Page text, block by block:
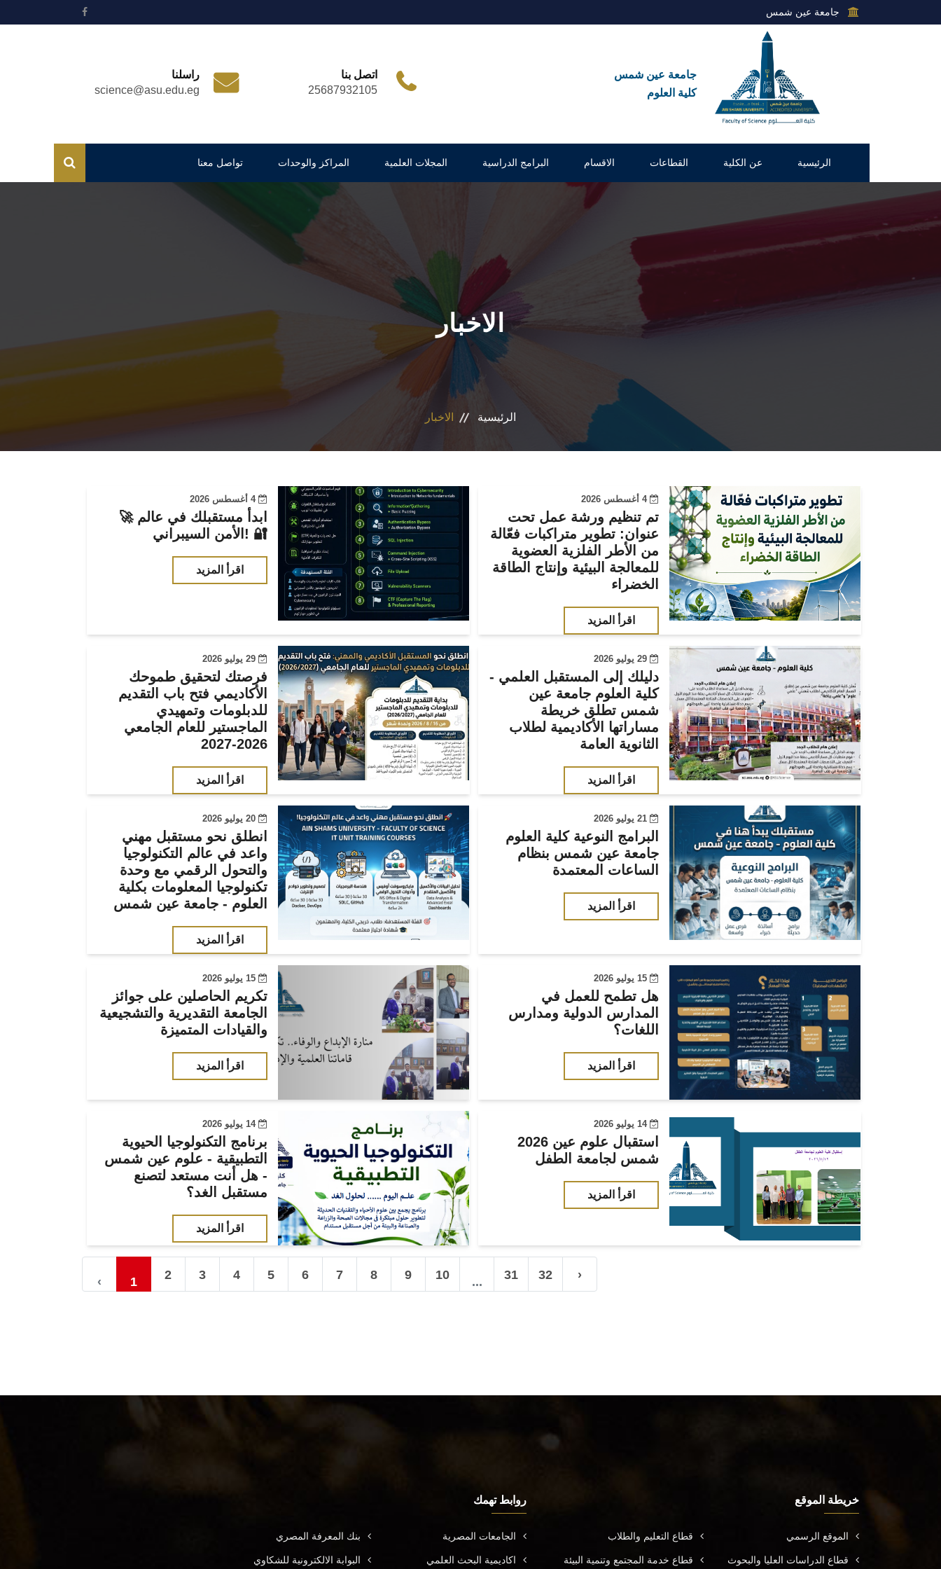
جامعة عين شمس
جامعة عين شمس
كلية العلوم
اتصل بنا
25687932105
راسلنا
science@asu.edu.eg
الرئيسية عن الكلية القطاعات الاقسام البرامج الدراسية المجلات العلمية المراكز والوحدات تواصل معنا
الاخبار
الرئيسية الاخبار
4 أغسطس 2026
تم تنظيم ورشة عمل تحت
عنوان: تطوير متراكبات فعّالة
من الأطر الفلزية العضوية
للمعالجة البيئية وإنتاج الطاقة
الخضراء
اقرأ المزيد
4 أغسطس 2026
🚀 ابدأ مستقبلك في عالم
الأمن السيبراني! 🔐
اقرأ المزيد
29 يوليو 2026
دليلك إلى المستقبل العلمي -
كلية العلوم جامعة عين
شمس تطلق خريطة
مساراتها الأكاديمية لطلاب
الثانوية العامة
اقرأ المزيد
29 يوليو 2026
فرصتك لتحقيق طموحك
الأكاديمي فتح باب التقديم
للدبلومات وتمهيدي
الماجستير للعام الجامعي
2026-2027
اقرأ المزيد
21 يوليو 2026
البرامج النوعية كلية العلوم
جامعة عين شمس بنظام
الساعات المعتمدة
اقرأ المزيد
20 يوليو 2026
انطلق نحو مستقبل مهني
واعد في عالم التكنولوجيا
والتحول الرقمي مع وحدة
تكنولوجيا المعلومات بكلية
العلوم - جامعة عين شمس
اقرأ المزيد
15 يوليو 2026
هل تطمح للعمل في
المدارس الدولية ومدارس
اللغات؟
اقرأ المزيد
15 يوليو 2026
تكريم الحاصلين على جوائز
الجامعة التقديرية والتشجيعية
والقيادات المتميزة
اقرأ المزيد
14 يوليو 2026
2026 استقبال علوم عين
شمس لجامعة الطفل
اقرأ المزيد
14 يوليو 2026
برنامج التكنولوجيا الحيوية
التطبيقية - علوم عين شمس
- هل أنت مستعد لتصنع
مستقبل الغد؟
اقرأ المزيد
‹ 1 2 3 4 5 6 7 8 9 10 ... 31 32 ›
خريطة الموقع
الموقع الرسمي قطاع التعليم والطلاب
قطاع الدراسات العليا والبحوث قطاع خدمة المجتمع وتنمية البيئة
روابط تهمك
الجامعات المصرية بنك المعرفة المصري
اكاديمية البحث العلمي البوابة الالكترونية للشكاوي